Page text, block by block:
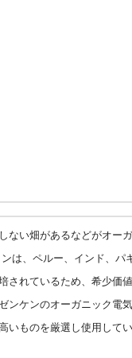
ない畑があるなどがオー
は、ペルー、インド、パ
されているため、希少価
ンケンのオーガニック電
いものを厳選し使用して